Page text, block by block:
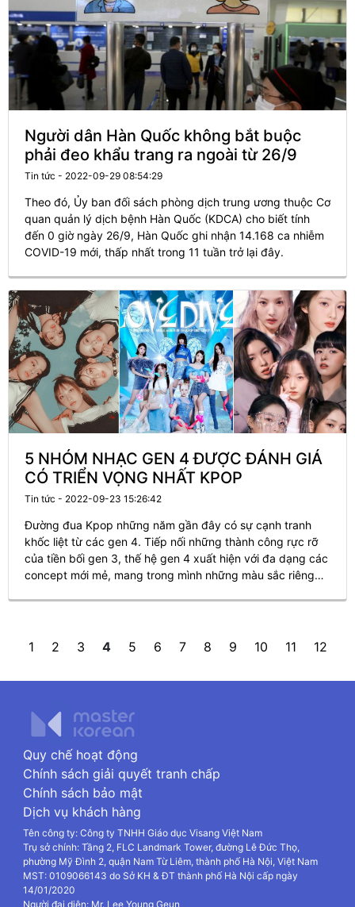
Người dân Hàn Quốc không bắt buộc
phải đeo khẩu trang ra ngoài từ 26/9
Tin tức - 2022-09-29 08:54:29
Theo đó, Ủy ban đối sách phòng dịch trung ương thuộc Cơ
quan quản lý dịch bệnh Hàn Quốc (KDCA) cho biết tính
đến 0 giờ ngày 26/9, Hàn Quốc ghi nhận 14.168 ca nhiễm
COVID-19 mới, thấp nhất trong 11 tuần trở lại đây.
5 NHÓM NHẠC GEN 4 ĐƯỢC ĐÁNH GIÁ
CÓ TRIỂN VỌNG NHẤT KPOP
Tin tức - 2022-09-23 15:26:42
Đường đua Kpop những năm gần đây có sự cạnh tranh
khốc liệt từ các gen 4. Tiếp nối những thành công rực rỡ
của tiền bối gen 3, thế hệ gen 4 xuất hiện với đa dạng các
concept mới mẻ, mang trong mình những màu sắc riêng
Kim chi.
1 2 3 4 5 6 7 8 9 10 11 12
Quy chế hoạt động
Chính sách giải quyết tranh chấp
Chính sách bảo mật
Dịch vụ khách hàng
Tên công ty: Công ty TNHH Giáo dục Visang Việt Nam
Trụ sở chính: Tầng 2, FLC Landmark Tower, đường Lê Đức Thọ,
phường Mỹ Đình 2, quận Nam Từ Liêm, thành phố Hà Nội, Việt Nam
MST: 0109066143 do Sở KH & ĐT thành phố Hà Nội cấp ngày
14/01/2020
Người đại diện: Mr. Lee Young Geun